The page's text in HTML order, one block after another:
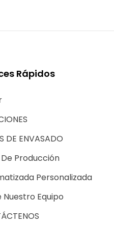
Rápidos
DE ENVASADO
Producción
Personalizada
Nuestro Equipo